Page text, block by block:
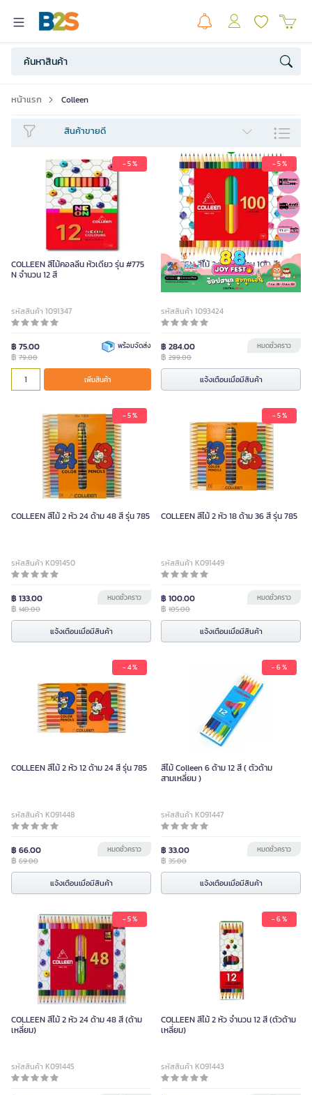
หน้าแรก Colleen
สินค้าขายดี
- 5 %
COLLEEN สีไม้คอลลีน หัวเดียว รุ่น #775
N จำนวน 12 สี
รหัสสินค้า 1091347
฿ 75.00
฿ 79.00
พร้อมจัดส่ง
เพิ่มสินค้า
- 5 %
COLLEEN สีไม้ 2 หัว 50 ด้าม 100 สี #787
ด้ามเหลี่ยม
รหัสสินค้า 1093424
฿ 284.00
฿ 299.00
หมดชั่วคราว
แจ้งเตือนเมื่อมีสินค้า
- 5 %
COLLEEN สีไม้ 2 หัว 24 ด้าม 48 สี รุ่น 785
รหัสสินค้า K091450
฿ 133.00
฿ 140.00
หมดชั่วคราว
แจ้งเตือนเมื่อมีสินค้า
- 5 %
COLLEEN สีไม้ 2 หัว 18 ด้าม 36 สี รุ่น 785
รหัสสินค้า K091449
฿ 100.00
฿ 105.00
หมดชั่วคราว
แจ้งเตือนเมื่อมีสินค้า
- 4 %
COLLEEN สีไม้ 2 หัว 12 ด้าม 24 สี รุ่น 785
รหัสสินค้า K091448
฿ 66.00
฿ 69.00
หมดชั่วคราว
แจ้งเตือนเมื่อมีสินค้า
- 6 %
สีไม้ Colleen 6 ด้าม 12 สี ( ตัวด้าม
สามเหลี่ยม )
รหัสสินค้า K091447
฿ 33.00
฿ 35.00
หมดชั่วคราว
แจ้งเตือนเมื่อมีสินค้า
- 5 %
COLLEEN สีไม้ 2 หัว 24 ด้าม 48 สี (ด้าม
เหลี่ยม)
รหัสสินค้า K091445
- 6 %
COLLEEN สีไม้ 2 หัว จำนวน 12 สี (ตัวด้าม
เหลี่ยม)
รหัสสินค้า K091443